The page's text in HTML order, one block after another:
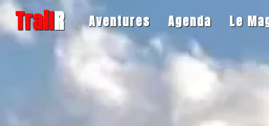
TrailR Aventures Agenda Le